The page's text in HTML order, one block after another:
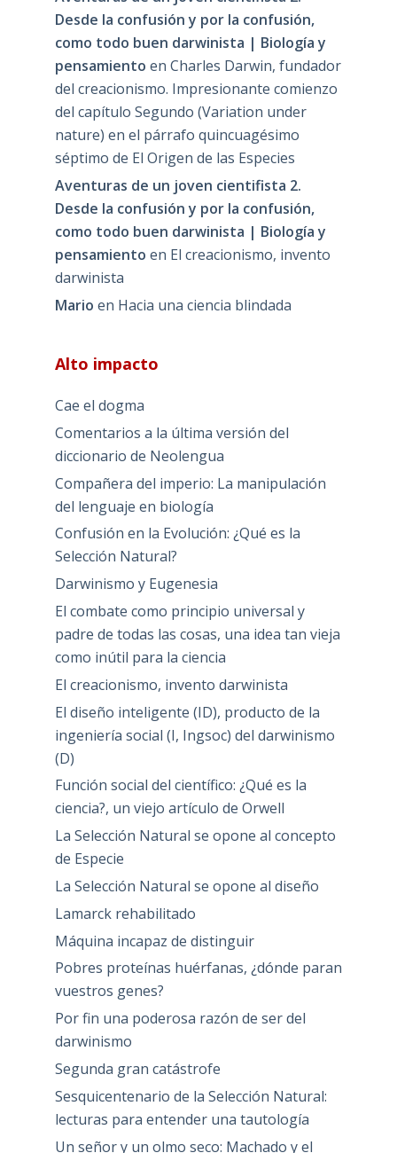
Desde la confusión y por la confusión,
como todo buen darwinista | Biología y
pensamiento en Charles Darwin, fundador
del creacionismo. Impresionante comienzo
del capítulo Segundo (Variation under
nature) en el párrafo quincuagésimo
séptimo de El Origen de las Especies
Aventuras de un joven cientifista 2.
Desde la confusión y por la confusión,
como todo buen darwinista | Biología y
pensamiento en El creacionismo, invento
darwinista
Mario en Hacia una ciencia blindada
Alto impacto
Cae el dogma
Comentarios a la última versión del
diccionario de Neolengua
Compañera del imperio: La manipulación
del lenguaje en biología
Confusión en la Evolución: ¿Qué es la
Selección Natural?
Darwinismo y Eugenesia
El combate como principio universal y
padre de todas las cosas, una idea tan vieja
como inútil para la ciencia
El creacionismo, invento darwinista
El diseño inteligente (ID), producto de la
ingeniería social (I, Ingsoc) del darwinismo
(D)
Función social del científico: ¿Qué es la
ciencia?, un viejo artículo de Orwell
La Selección Natural se opone al concepto
de Especie
La Selección Natural se opone al diseño
Lamarck rehabilitado
Máquina incapaz de distinguir
Pobres proteínas huérfanas, ¿dónde paran
vuestros genes?
Por fin una poderosa razón de ser del
darwinismo
Segunda gran catástrofe
Sesquicentenario de la Selección Natural:
lecturas para entender una tautología
Un señor y un olmo seco: Machado y el